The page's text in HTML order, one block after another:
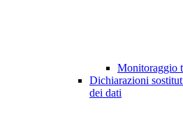
Monitoraggio
Dichiarazioni
dei dati